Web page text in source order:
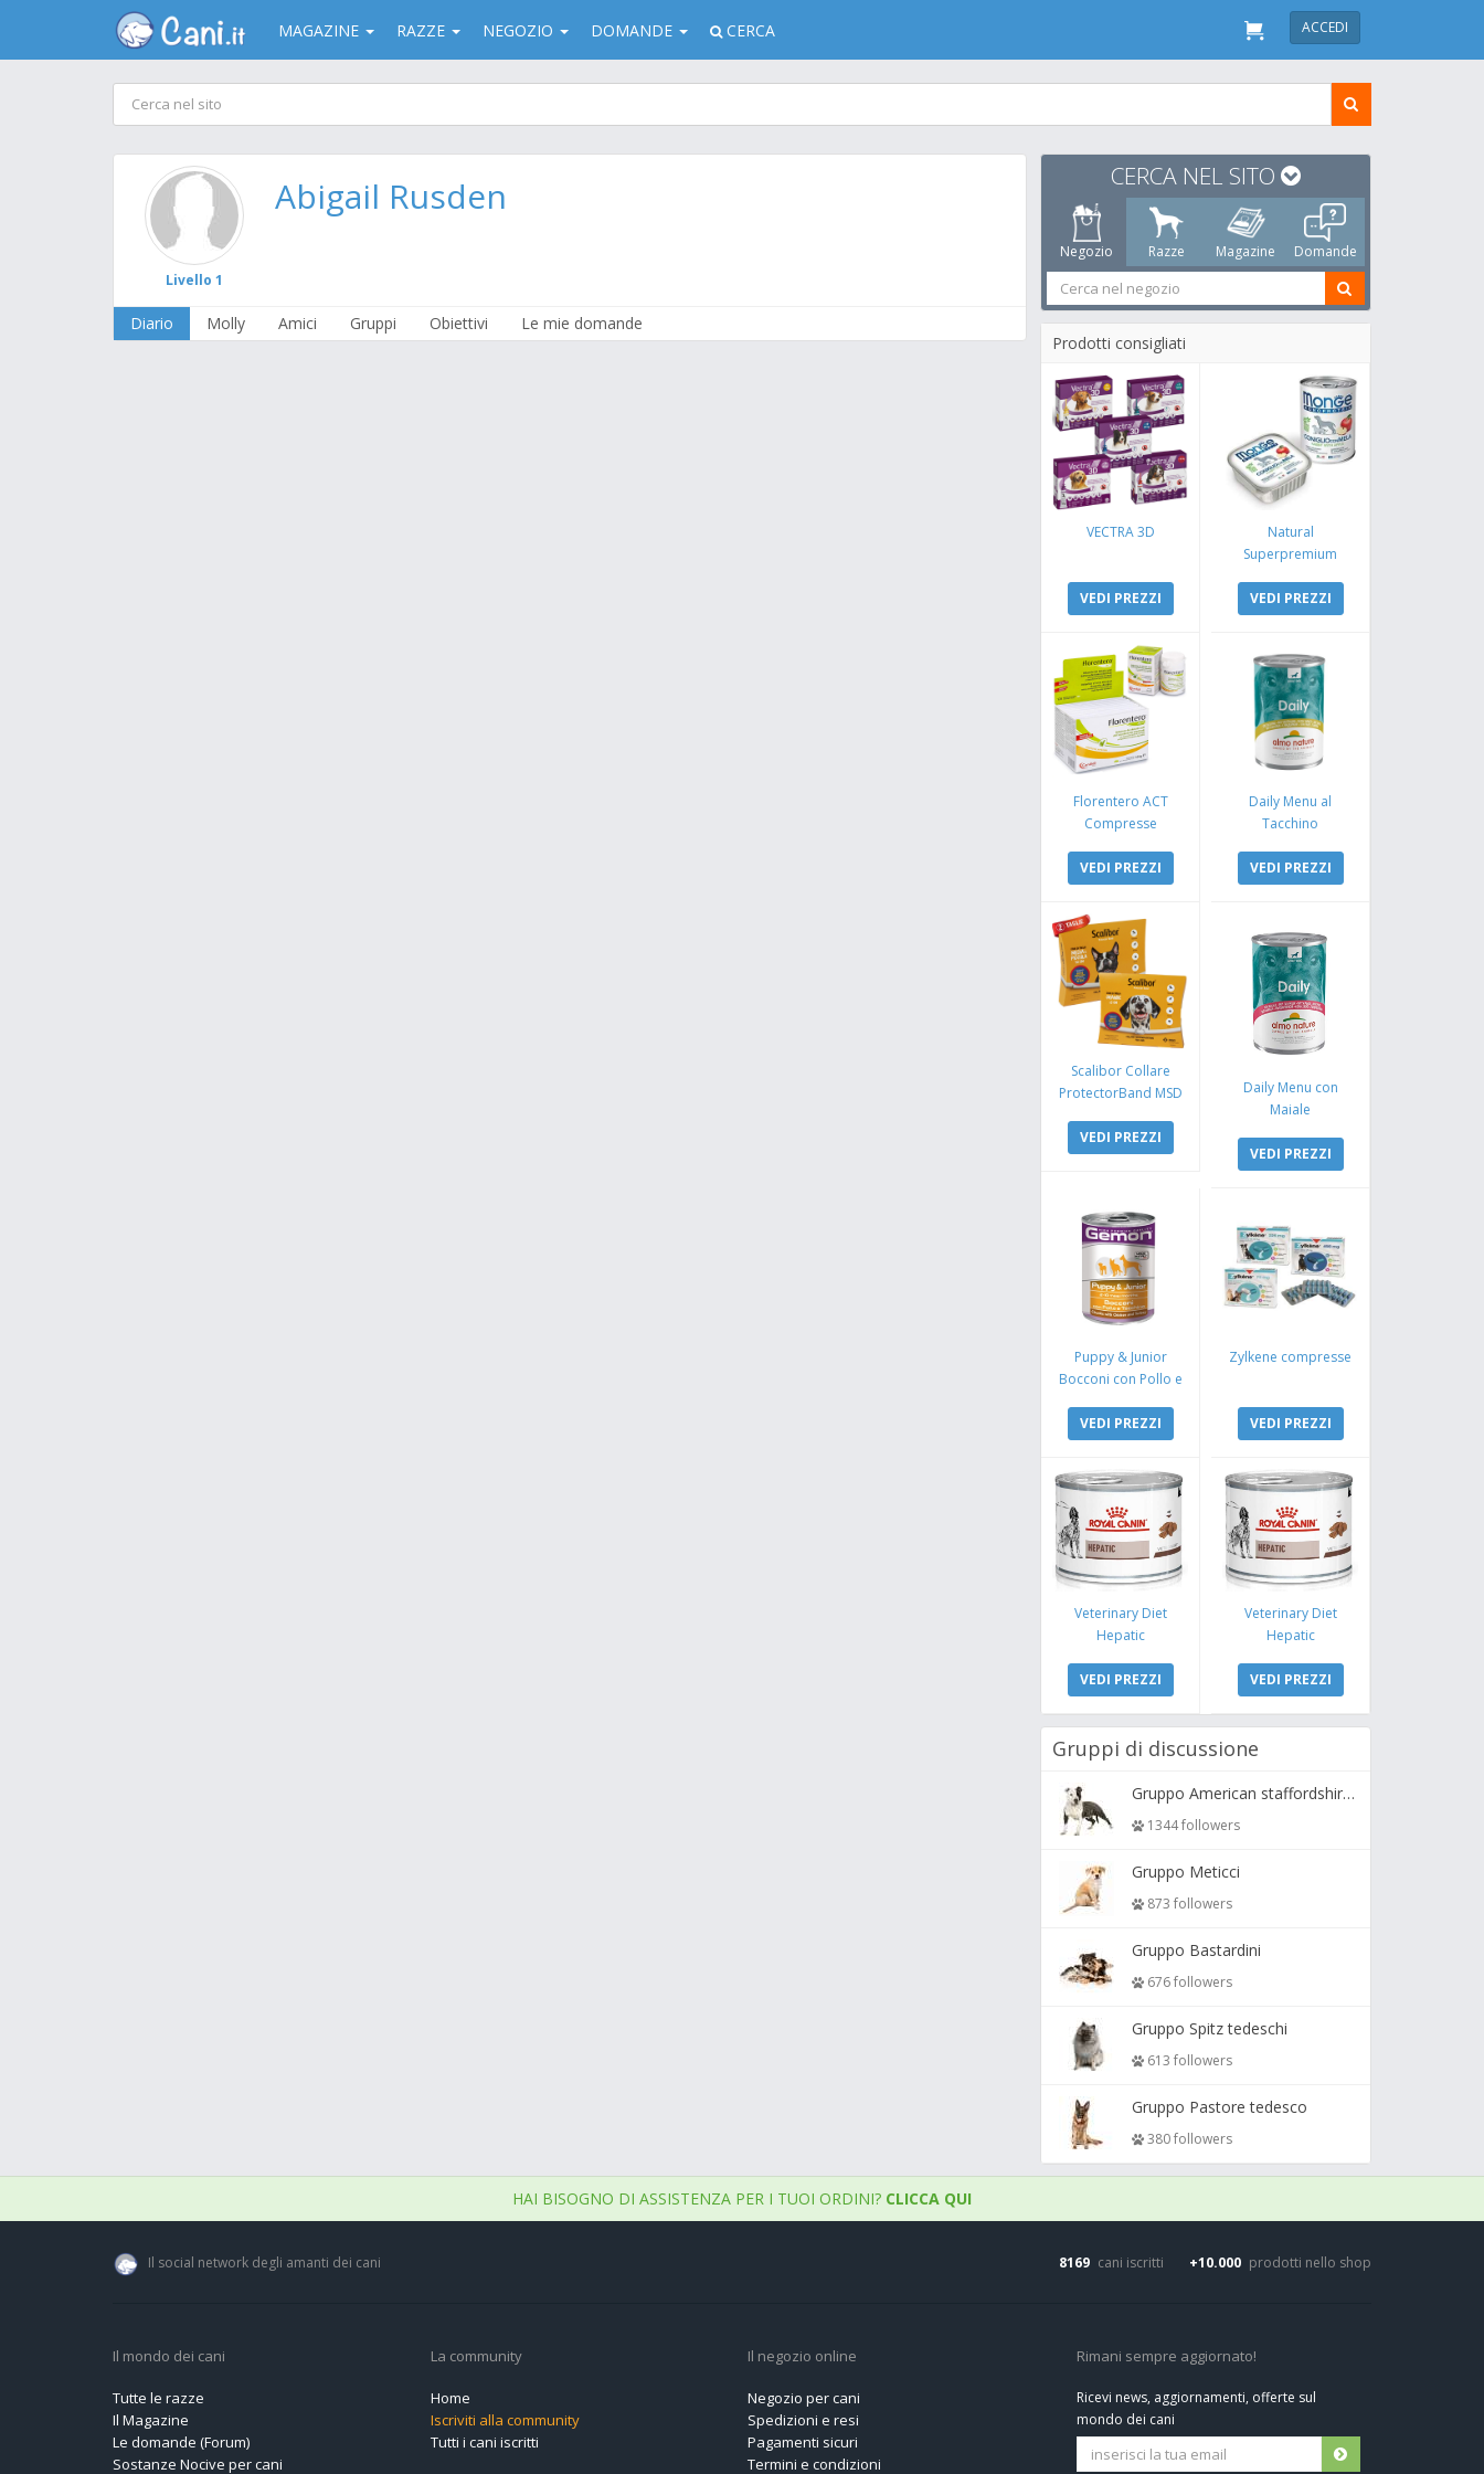
MAGAZINE RAZZE NEGOZIO DOMANDE CERCA ACCEDI
Livello 1
Abigail Rusden
Diario Molly Amici Gruppi Obiettivi Le mie domande
CERCA NEL SITO
Negozio Razze Magazine Domande
Prodotti consigliati
VECTRA 3D
VEDI PREZZI
Natural
Superpremium
Coniglio e Mela
VEDI PREZZI
Florentero ACT
Compresse
VEDI PREZZI
Daily Menu al
Tacchino
VEDI PREZZI
Scalibor Collare
ProtectorBand MSD
VEDI PREZZI
Daily Menu con
Maiale
VEDI PREZZI
Puppy & Junior
Bocconi con Pollo e
VEDI PREZZI
Zylkene compresse
VEDI PREZZI
Veterinary Diet
Hepatic
VEDI PREZZI
Veterinary Diet
Hepatic
VEDI PREZZI
Gruppi di discussione
Gruppo American staffordshire terrier ( amstaff, amastaff )
1344 followers
Gruppo Meticci
873 followers
Gruppo Bastardini
676 followers
Gruppo Spitz tedeschi
613 followers
Gruppo Pastore tedesco
380 followers
HAI BISOGNO DI ASSISTENZA PER I TUOI ORDINI? CLICCA QUI
Il social network degli amanti dei cani 8169 cani iscritti +10.000 prodotti nello shop
Il mondo dei cani
Tutte le razze
Il Magazine
Le domande (Forum)
Sostanze Nocive per cani
La community
Home
Iscriviti alla community
Tutti i cani iscritti
Il negozio online
Negozio per cani
Spedizioni e resi
Pagamenti sicuri
Termini e condizioni
Rimani sempre aggiornato!
Ricevi news, aggiornamenti, offerte sul
mondo dei cani